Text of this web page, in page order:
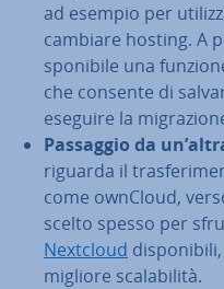
ad esempio per
cambiare hosting. A
spo­ni­bi­le una
che consente di
eseguire la
Passaggio da
riguarda il
come ownCloud,
scelto spesso per
Nextcloud
migliore sca­la­bi­li­tà.